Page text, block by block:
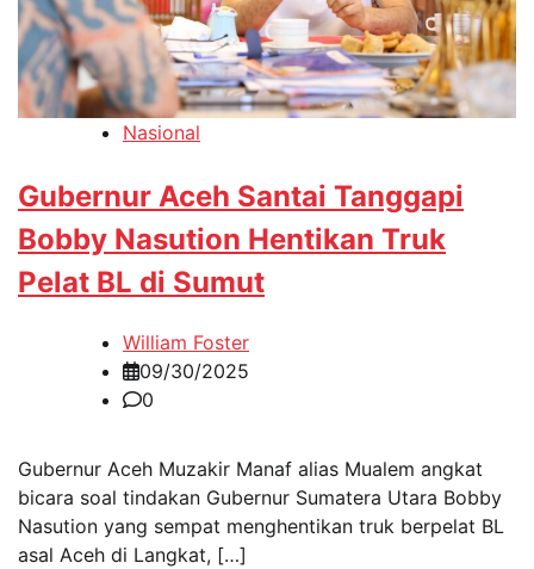
Nasional
Gubernur Aceh Santai Tanggapi
Bobby Nasution Hentikan Truk
Pelat BL di Sumut
William Foster
09/30/2025
0
Gubernur Aceh Muzakir Manaf alias Mualem angkat
bicara soal tindakan Gubernur Sumatera Utara Bobby
Nasution yang sempat menghentikan truk berpelat BL
asal Aceh di Langkat, […]